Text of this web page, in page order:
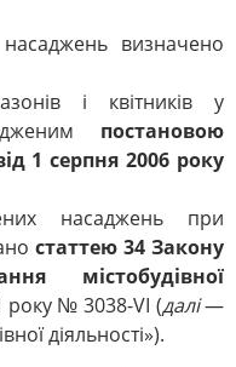
визначено
і квітників у
постановою
1 серпня 2006 року
насаджень при
статтею 34 Закону
містобудівної
року № 3038-VI (далі—
діяльності»).